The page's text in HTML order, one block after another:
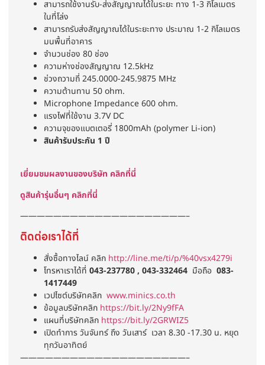
สามารถใช้งานรับ-ส่งสัญญาณได้ในระยะ ทาง 1-3 กิโลเมตร
ในที่โล่ง
สามารถรับส่งสัญญาณได้ในระยะทาง ประมาณ 1-2 กิโลเมตร
มนพื้นที่อาคาร
จำนวนช่อง 80 ช่อง
ความห่างช่องสัญญาณ 12.5kHz
ช่วงถวามถี่ 245.0000-245.9875 MHz
ความต้านทาน 50 ohm.
Microphone Impedance 600 ohm.
แรงไฟที่ใช้งาน 3.7V DC
ความจุของแบตเตอรี่ 1800mAh (polymer Li-ion)
สินค้ารับประกัน 1 ปี
เยี่ยมชมผลงานของบริษัท คลิกที่นี่
ดูสินค้ารุ่นอื่นๆ คลิกที่นี่
————————————————————–
ติดต่อเราได้ที่
สั่งซื้อทางไลน์ คลิก http://line.me/ti/p/%40vsx4279i
โทรหาเราได้ที่ 043-237780 , 043-332464 มือถือ 083-
1417449
เวปไซต์บริษัทคลิก www.minics.co.th
ข้อมูลบริษัทคลิก https://bit.ly/2Ny9fFA
แผนที่บริษัทคลิก https://bit.ly/2GRWIZ5
เปิดทำการ วันจันทร์ ถึง วันเสาร์ เวลา 8.30 -17.30 น. หยุด
ทุกวันอาทิตย์
————————————————————–